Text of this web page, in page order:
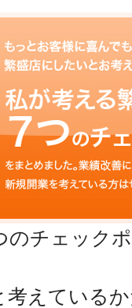
のチェック
えている